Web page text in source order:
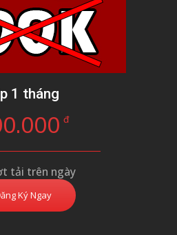
1 tháng
đ
tải trên ngày
Ký Ngay